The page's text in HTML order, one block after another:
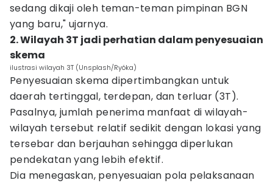
sedang dikaji oleh teman-teman pimpinan BGN
yang baru," ujarnya.
2. Wilayah 3T jadi perhatian dalam penyesuaian
skema
ilustrasi wilayah 3T (Unsplash/Ryóka)
Penyesuaian skema dipertimbangkan untuk
daerah tertinggal, terdepan, dan terluar (3T).
Pasalnya, jumlah penerima manfaat di wilayah-
wilayah tersebut relatif sedikit dengan lokasi yang
tersebar dan berjauhan sehingga diperlukan
pendekatan yang lebih efektif.
Dia menegaskan, penyesuaian pola pelaksanaan